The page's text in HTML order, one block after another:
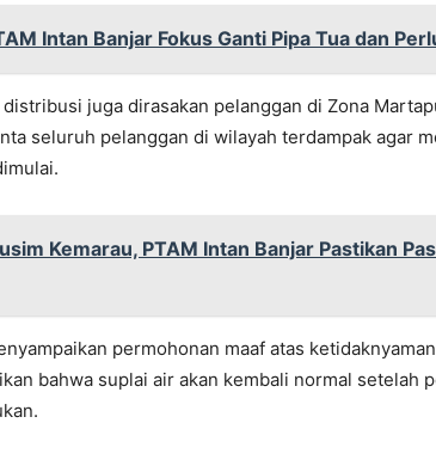
Intan Banjar Fokus Ganti Pipa Tua dan
juga dirasakan pelanggan di Zona
seluruh pelanggan di wilayah terdampak agar
Kemarau, PTAM Intan Banjar Pastikan
permohonan maaf atas
bahwa suplai air akan kembali normal setelah